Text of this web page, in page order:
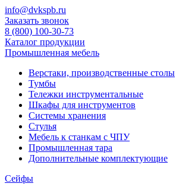
info@dvkspb.ru
Заказать звонок
8 (800) 100-30-73
Каталог продукции
Промышленная мебель
Верстаки, производственные столы
Тумбы
Тележки инструментальные
Шкафы для инструментов
Системы хранения
Стулья
Мебель к станкам с ЧПУ
Промышленная тара
Дополнительные комплектующие
Сейфы